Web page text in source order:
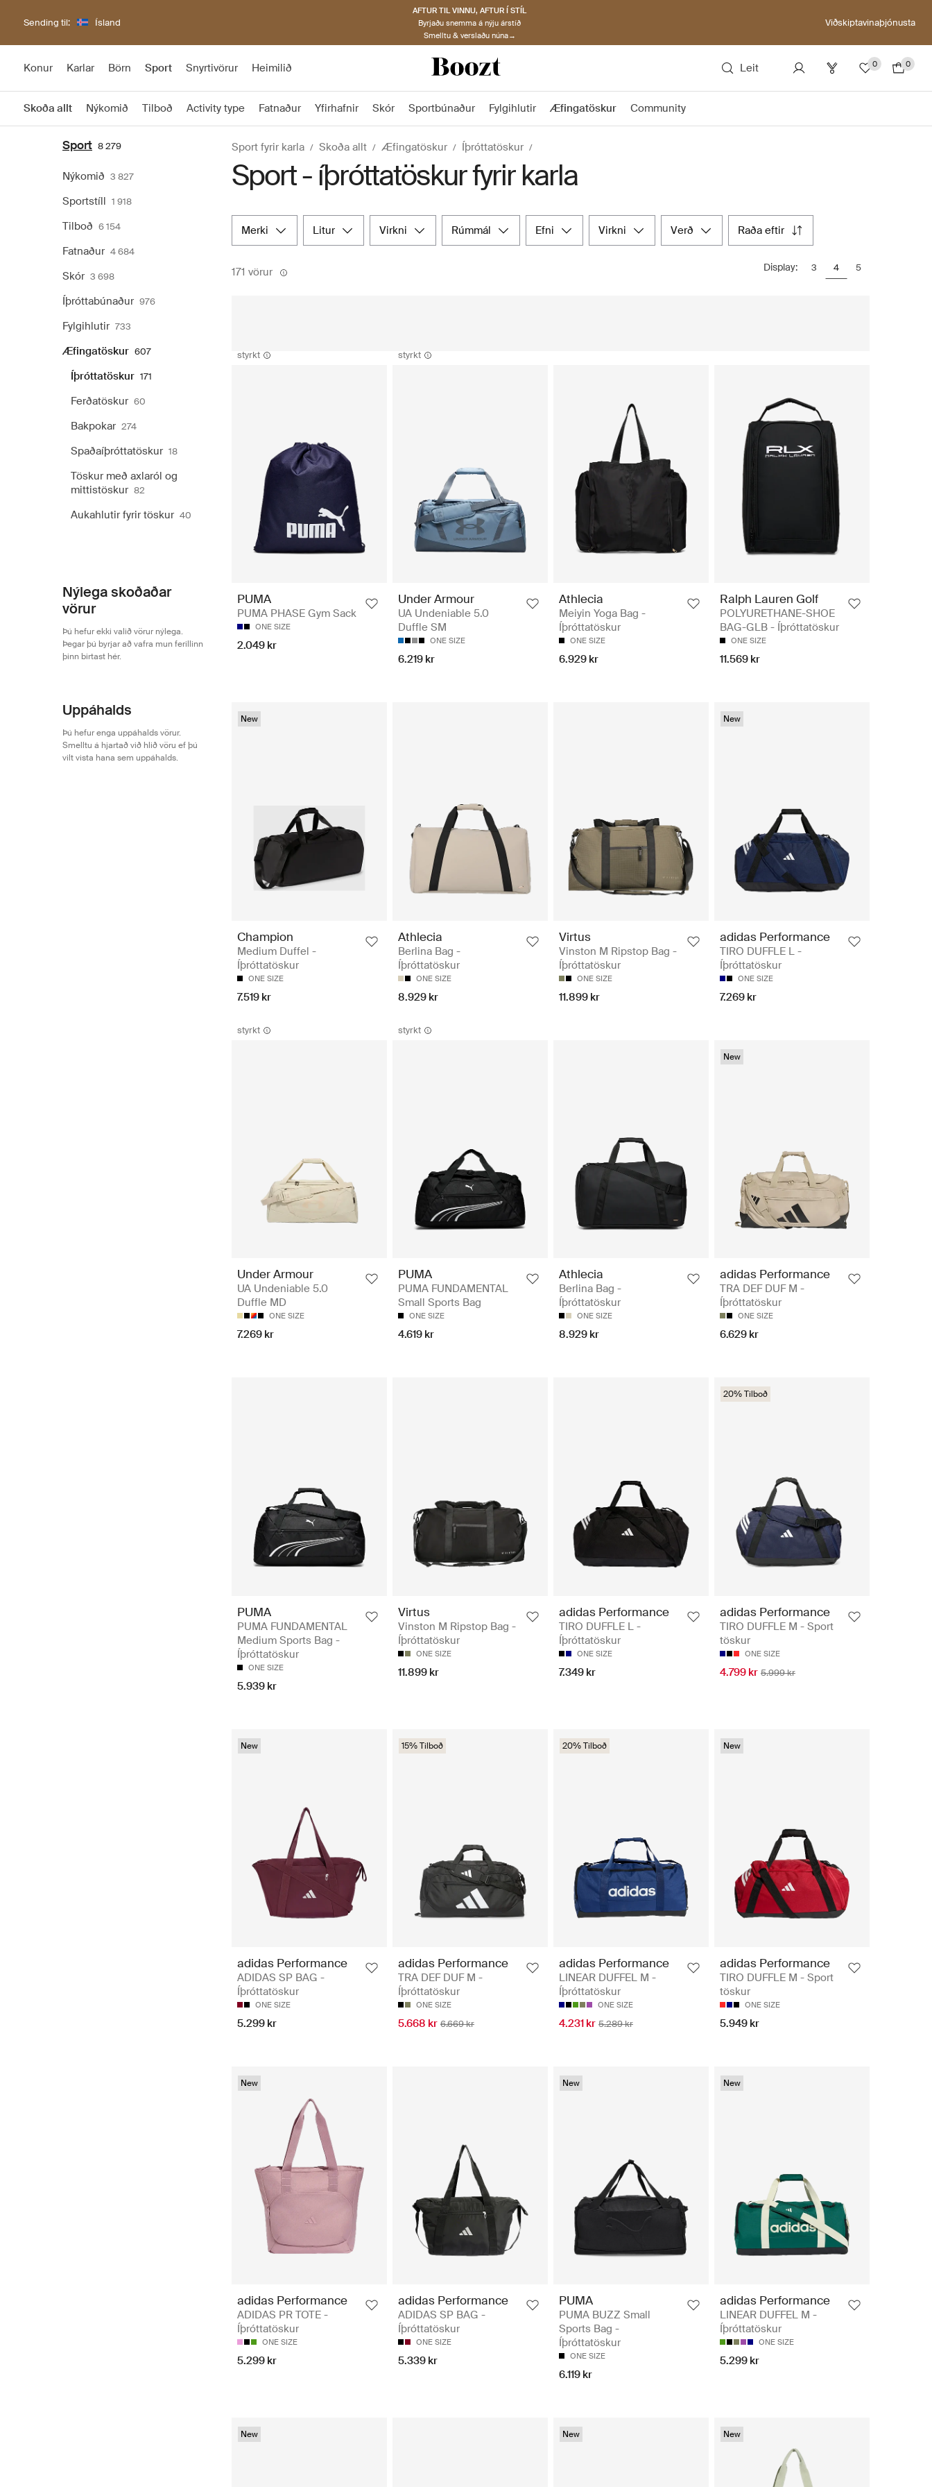
Sending til: Ísland
AFTUR TIL VINNU, AFTUR Í STÍL
Byrjaðu snemma á nýju árstíð
Smelltu & verslaðu núna→
Viðskiptavinaþjónusta
Konur Karlar Börn Sport Snyrtivörur Heimilið Leit 0 0
Skoða allt Nýkomið Tilboð Activity type Fatnaður Yfirhafnir Skór Sportbúnaður Fylgihlutir Æfingatöskur Community
Sport 8 279
Nýkomið 3 827
Sportstíll 1 918
Tilboð 6 154
Fatnaður 4 684
Skór 3 698
Íþróttabúnaður 976
Fylgihlutir 733
Æfingatöskur 607
Íþróttatöskur 171
Ferðatöskur 60
Bakpokar 274
Spaðaíþróttatöskur 18
Töskur með axlaról og
mittistöskur 82
Aukahlutir fyrir töskur 40
Nýlega skoðaðar
vörur
Þú hefur ekki valið vörur nýlega.
Þegar þú byrjar að vafra mun ferillinn
þinn birtast hér.
Uppáhalds
Þú hefur enga uppáhalds vörur.
Smelltu á hjartað við hlið vöru ef þú
vilt vista hana sem uppáhalds.
Sport fyrir karla Skoða allt Æfingatöskur Íþróttatöskur
Sport - íþróttatöskur fyrir karla
merki litur virkni rúmmál efni virkni verð raða eftir
171 vörur Display: 3 4 5
styrkt
PUMA
PUMA PHASE Gym Sack
ONE SIZE
2.049 kr
styrkt
Under Armour
UA Undeniable 5.0
Duffle SM
ONE SIZE
6.219 kr
Athlecia
Meiyin Yoga Bag -
Íþróttatöskur
ONE SIZE
6.929 kr
Ralph Lauren Golf
POLYURETHANE-SHOE
BAG-GLB - Íþróttatöskur
ONE SIZE
11.569 kr
New
Champion
Medium Duffel -
Íþróttatöskur
ONE SIZE
7.519 kr
Athlecia
Berlina Bag -
Íþróttatöskur
ONE SIZE
8.929 kr
Virtus
Vinston M Ripstop Bag -
Íþróttatöskur
ONE SIZE
11.899 kr
New
adidas Performance
TIRO DUFFLE L -
Íþróttatöskur
ONE SIZE
7.269 kr
styrkt
Under Armour
UA Undeniable 5.0
Duffle MD
ONE SIZE
7.269 kr
styrkt
PUMA
PUMA FUNDAMENTAL
Small Sports Bag
ONE SIZE
4.619 kr
Athlecia
Berlina Bag -
Íþróttatöskur
ONE SIZE
8.929 kr
New
adidas Performance
TRA DEF DUF M -
Íþróttatöskur
ONE SIZE
6.629 kr
PUMA
PUMA FUNDAMENTAL
Medium Sports Bag -
Íþróttatöskur
ONE SIZE
5.939 kr
Virtus
Vinston M Ripstop Bag -
Íþróttatöskur
ONE SIZE
11.899 kr
adidas Performance
TIRO DUFFLE L -
Íþróttatöskur
ONE SIZE
7.349 kr
20% Tilboð
adidas Performance
TIRO DUFFLE M - Sport
töskur
ONE SIZE
4.799 kr 5.999 kr
New
adidas Performance
ADIDAS SP BAG -
Íþróttatöskur
ONE SIZE
5.299 kr
15% Tilboð
adidas Performance
TRA DEF DUF M -
Íþróttatöskur
ONE SIZE
5.668 kr 6.669 kr
20% Tilboð
adidas Performance
LINEAR DUFFEL M -
Íþróttatöskur
ONE SIZE
4.231 kr 5.289 kr
New
adidas Performance
TIRO DUFFLE M - Sport
töskur
ONE SIZE
5.949 kr
New
adidas Performance
ADIDAS PR TOTE -
Íþróttatöskur
ONE SIZE
5.299 kr
adidas Performance
ADIDAS SP BAG -
Íþróttatöskur
ONE SIZE
5.339 kr
New
PUMA
PUMA BUZZ Small
Sports Bag -
Íþróttatöskur
ONE SIZE
6.119 kr
New
adidas Performance
LINEAR DUFFEL M -
Íþróttatöskur
ONE SIZE
5.299 kr
New New New